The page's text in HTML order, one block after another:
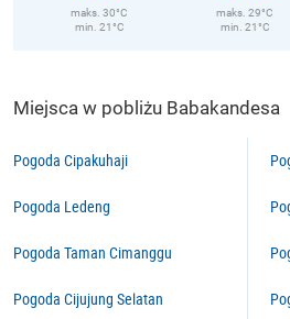
maks. 30°C
min. 21°C
maks. 29°C
min. 21°C
Miejsca w pobliżu Babakandesa
Pogoda Cipakuhaji
Pogoda Ledeng
Pogoda Taman Cimanggu
Pogoda Cijujung Selatan